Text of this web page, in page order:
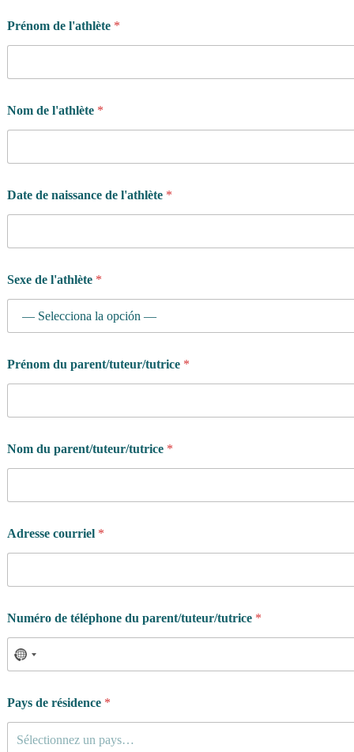
Prénom de l'athlète *
Nom de l'athlète *
Date de naissance de l'athlète *
Sexe de l'athlète *
Prénom du parent/tuteur/tutrice *
Nom du parent/tuteur/tutrice *
Adresse courriel *
Numéro de téléphone du parent/tuteur/tutrice *
Pays de résidence *
Sélectionnez un pays…